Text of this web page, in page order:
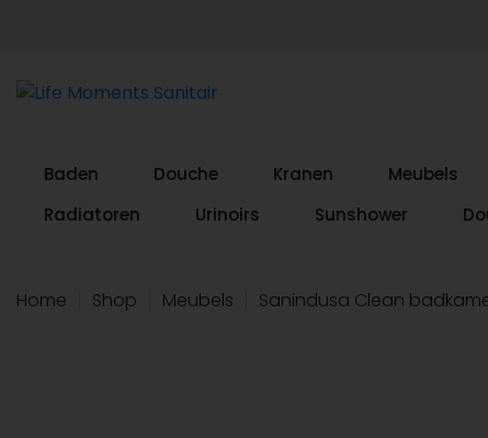
Baden Douche Kranen Meubels
Radiatoren
Urinoirs Sunshower
Home Shop Meubels Sanindusa Clean